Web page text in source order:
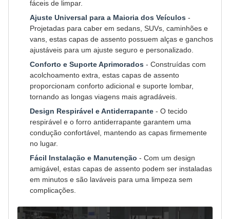
fáceis de limpar.
Ajuste Universal para a Maioria dos Veículos -
Projetadas para caber em sedans, SUVs, caminhões e
vans, estas capas de assento possuem alças e ganchos
ajustáveis para um ajuste seguro e personalizado.
Conforto e Suporte Aprimorados - Construídas com
acolchoamento extra, estas capas de assento
proporcionam conforto adicional e suporte lombar,
tornando as longas viagens mais agradáveis.
Design Respirável e Antiderrapante - O tecido
respirável e o forro antiderrapante garantem uma
condução confortável, mantendo as capas firmemente
no lugar.
Fácil Instalação e Manutenção - Com um design
amigável, estas capas de assento podem ser instaladas
em minutos e são laváveis para uma limpeza sem
complicações.